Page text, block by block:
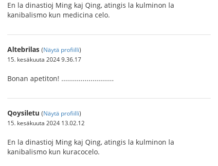
En la dinastioj Ming kaj Qing, atingis la kulminon la
kanibalismo kun medicina celo.
Altebrilas (Näytä profiilli)
15. kesäkuuta 2024 9.36.17
Bonan apetiton! ...........................
Qoysiletu (Näytä profiilli)
15. kesäkuuta 2024 13.02.12
En la dinastioj Ming kaj Qing, atingis la kulminon la
kanibalismo kun kuracocelo.